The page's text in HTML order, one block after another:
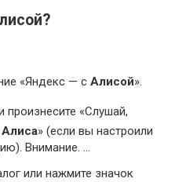
«Яндекс — с Алисой».
произнесите «Слушай,
Алиса» (если вы настроили
Внимание. …
или нажмите значок